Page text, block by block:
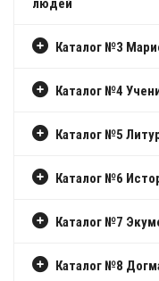
людей
Каталог №3
Каталог №4
Каталог №5
Каталог №6
Каталог №7
Каталог №8